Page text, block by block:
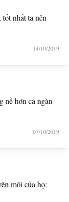
nhất ta nên
14/10/2019
nề hơn cả ngàn
07/10/2019
môi của họ: